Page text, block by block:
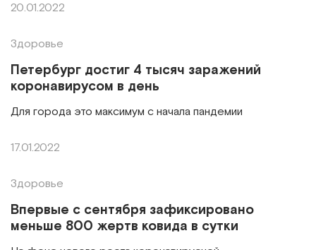
20.01.2022
Здоровье
Петербург достиг 4 тысяч заражений
коронавирусом в день
Для города это максимум с начала пандемии
17.01.2022
Здоровье
Впервые с сентября зафиксировано
меньше 800 жертв ковида в сутки